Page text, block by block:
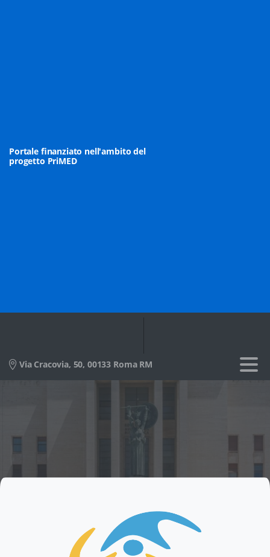
Portale finanziato nell'ambito del
progetto PriMED
Via Cracovia, 50, 00133 Roma RM
Università degli Studi dell'Insubria
Via Regina Teodolinda, 37, 22100 Como CO